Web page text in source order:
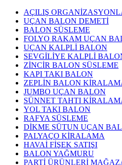
AÇILIŞ
UÇAN BALON DEMETİ
BALON SÜSLEME
FOLYO RAKAM UÇAN
UÇAN KALPLİ BALON
SEVGİLİYE KALPLİ
ZİNCİR BALON SÜSLEME
KAPI TAKI BALON
ZEPLİN BALON
JUMBO UÇAN BALON
SÜNNET TAHTI
YOL TAKI BALON
RAFYA SÜSLEME
DİKME SÜTUN UÇAN
PALYAÇO KİRALAMA
HAVAİ FİŞEK SATIŞI
BALON YAĞMURU
PARTİ ÜRÜNLERİ